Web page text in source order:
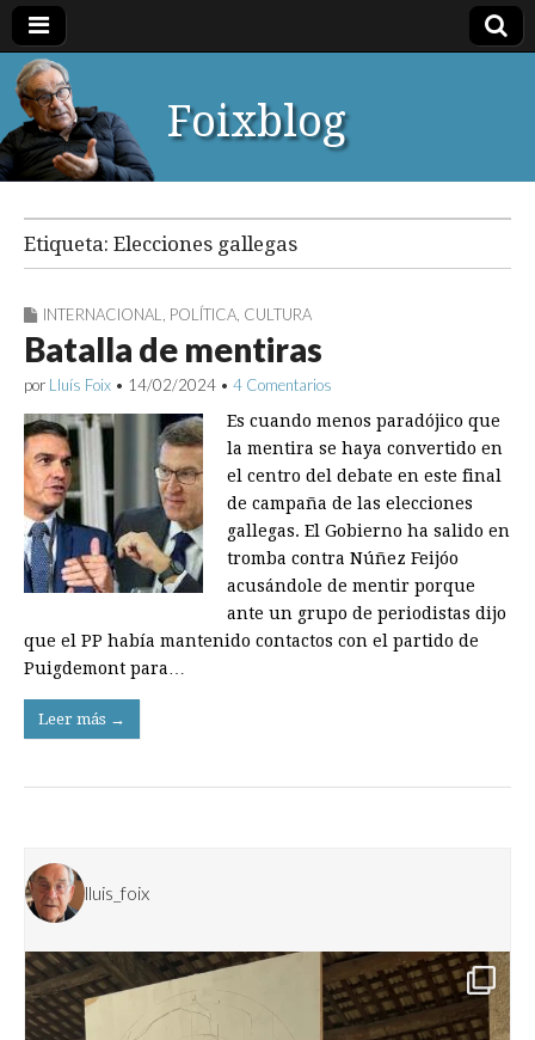
Foixblog
Etiqueta: Elecciones gallegas
INTERNACIONAL POLÍTICA CULTURA
Batalla de mentiras
por Lluís Foix • 14/02/2024 • 4 Comentarios
Es cuando menos paradójico que
la mentira se haya convertido en
el centro del debate en este final
de campaña de las elecciones
gallegas. El Gobierno ha salido en
tromba contra Núñez Feijóo
acusándole de mentir porque
ante un grupo de periodistas dijo
que el PP había mantenido contactos con el partido de
Puigdemont para…
Leer más →
lluis_foix